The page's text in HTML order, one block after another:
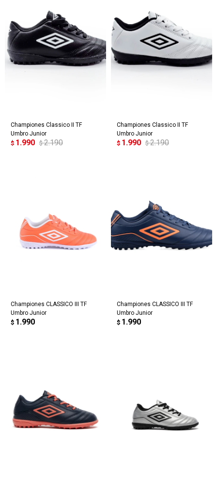
Championes Classico II TF
Umbro Junior
$ 1.990 $ 2.190
Championes Classico II TF
Umbro Junior
$ 1.990 $ 2.190
Championes CLASSICO III TF
Umbro Junior
$ 1.990
Championes CLASSICO III TF
Umbro Junior
$ 1.990